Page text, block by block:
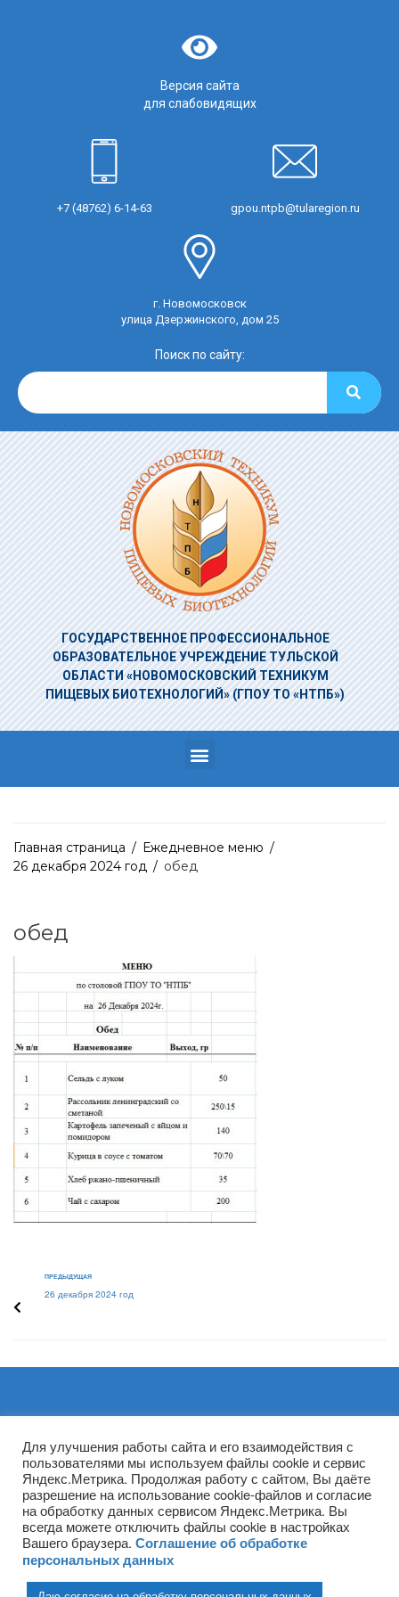
Версия сайта
для слабовидящих
+7 (48762) 6-14-63 gpou.ntpb@tularegion.ru
г. Новомосковск
улица Дзержинского, дом 25
Поиск по сайту:
ГОСУДАРСТВЕННОЕ ПРОФЕССИОНАЛЬНОЕ
ОБРАЗОВАТЕЛЬНОЕ УЧРЕЖДЕНИЕТУЛЬСКОЙ
ОБЛАСТИ «НОВОМОСКОВСКИЙ ТЕХНИКУМ
ПИЩЕВЫХ БИОТЕХНОЛОГИЙ» (ГПОУ ТО «НТПБ»)
Главная страница / Ежедневное меню /
26 декабря 2024 год / обед
обед
ПРЕДЫДУЩАЯ
26 декабря 2024 год
Архивы
(ГПОУ ТО «НТПБ») 2020 г. ©
Для улучшения работы сайта и его взаимодействия с
пользователями мы используем файлы cookie и сервис
Яндекс.Метрика. Продолжая работу с сайтом, Вы даёте
разрешение на использование cookie-файлов и согласие
на обработку данных сервисом Яндекс.Метрика. Вы
всегда можете отключить файлы cookie в настройках
Вашего браузера. Соглашение об обработке
персональных данных